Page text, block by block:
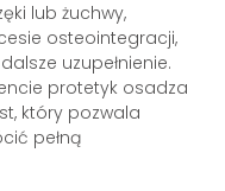
lub żuchwy,
osteointegracji,
uzupełnienie.
protetyk osadza
który pozwala
pełną